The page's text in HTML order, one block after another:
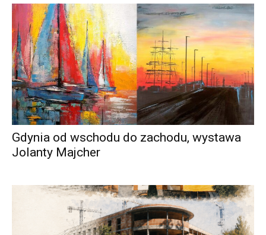
Gdynia od wschodu do zachodu, wystawa
Jolanty Majcher